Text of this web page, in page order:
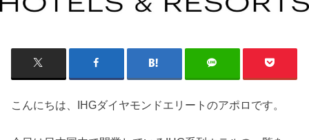
こんにちは、IHGダイヤモンドエリートのアポロです。